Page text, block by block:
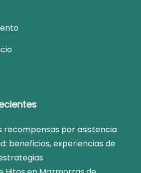
recompensas por asistencia
beneficios, experiencias de